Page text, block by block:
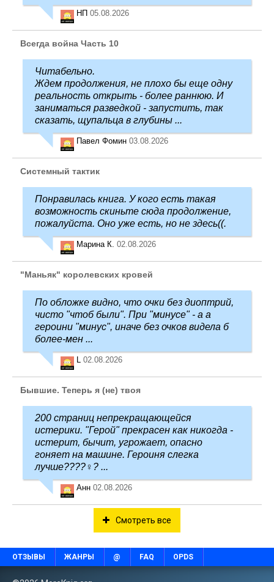
НП 05.08.2026
Всегда война Часть 10
Читабельно.
Ждем продолжения, не плохо бы еще одну
реальность открыть - более раннюю. И
заниматься разведкой - запустить, так
сказать, щупальца в глубины ...
Павел Фомин 03.08.2026
Системный тактик
Понравилась книга. У кого есть такая
возможность скиньте сюда продолжение,
пожалуйста. Оно уже есть, но не здесь((.
Марина К. 02.08.2026
"Маньяк" королевских кровей
По обложке видно, что очки без диоптрий,
чисто "чтоб были". При "минусе" - а а
героини "минус", иначе без очков видела б
более-мен ...
L 02.08.2026
Бывшие. Теперь я (не) твоя
200 страниц непрекращающейся
истерики. "Герой" прекрасен как никогда -
истерит, бычит, угрожает, опасно
гоняет на машине. Героиня слегка
лучше????‍♀️? ...
Анн 02.08.2026
Смотреть все
ОТЗЫВЫ ЖАНРЫ @ FAQ OPDS